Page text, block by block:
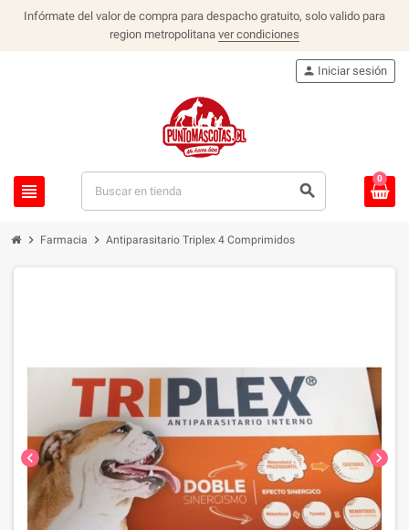
Infórmate del valor de compra para despacho gratuito, solo valido para
region metropolitana ver condiciones
view_headline search
person Iniciar sesión
0
chevron_right Farmacia chevron_right Antiparasitario Triplex 4 Comprimidos
chevron_left chevron_right